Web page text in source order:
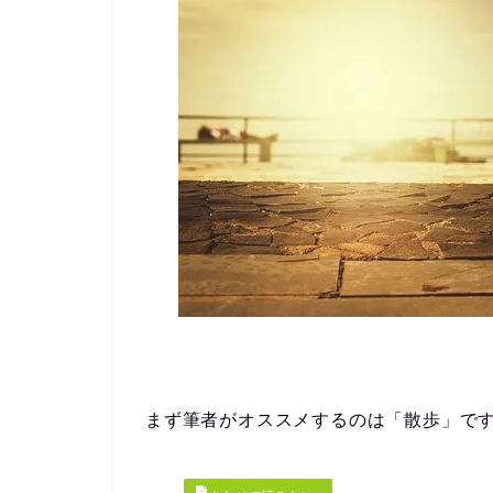
まず筆者がオススメするのは 「散歩」 で